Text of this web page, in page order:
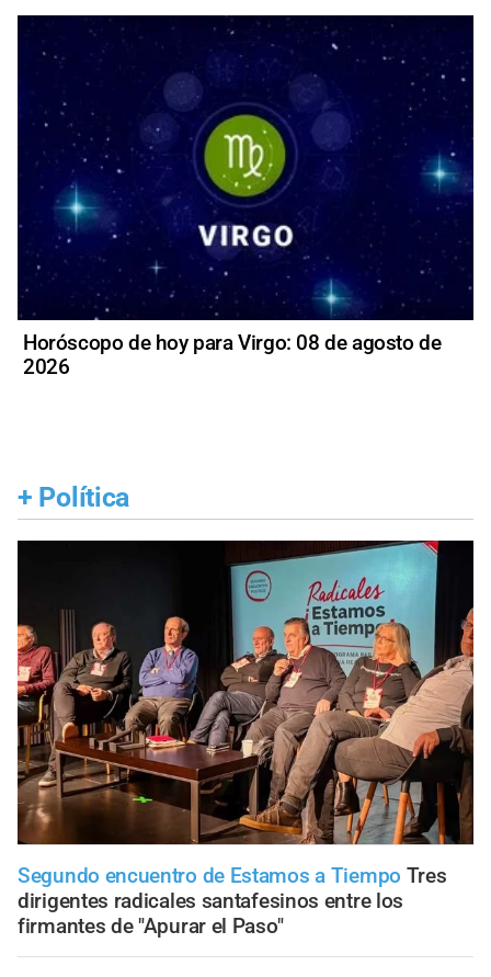
Horóscopo de hoy para Virgo: 08 de agosto de
2026
+ Política
Segundo encuentro de Estamos a Tiempo Tres
dirigentes radicales santafesinos entre los
firmantes de "Apurar el Paso"